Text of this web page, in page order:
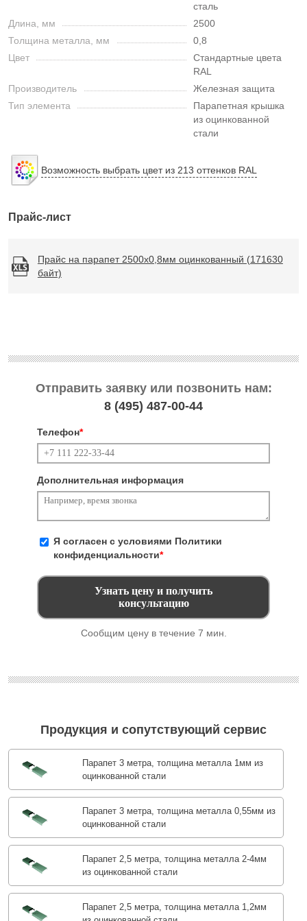
сталь
Длина, мм
2500
Толщина металла, мм
0,8
Цвет
Стандартные цвета
RAL
Производитель
Железная защита
Тип элемента
Парапетная крышка
из оцинкованной
стали
Возможность выбрать цвет из 213 оттенков RAL
Прайс-лист
Прайс на парапет 2500х0,8мм оцинкованный (171630
байт)
Отправить заявку или позвонить нам:
8 (495) 487-00-44
Телефон*
Дополнительная информация
Я согласен с условиями Политики
конфиденциальности*
Сообщим цену в течение 7 мин.
Продукция и сопутствующий сервис
Парапет 3 метра, толщина металла 1мм из
оцинкованной стали
Парапет 3 метра, толщина металла 0,55мм из
оцинкованной стали
Парапет 2,5 метра, толщина металла 2-4мм
из оцинкованной стали
Парапет 2,5 метра, толщина металла 1,2мм